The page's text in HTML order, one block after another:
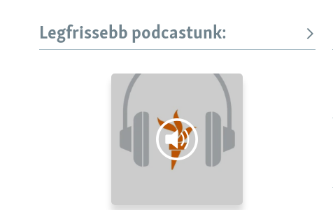
Legfrissebb podcastunk: